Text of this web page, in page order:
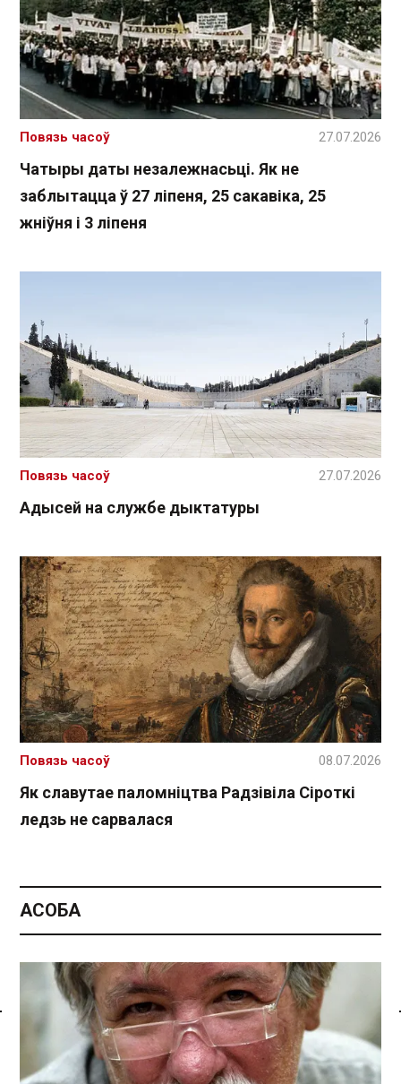
Спасылка без VPN
Чатыры даты незалежнасьці. Як не
заблытацца ў 27 ліпеня, 25 сакавіка, 25
жніўня і 3 ліпеня
Повязь часоў 27.07.2026
Адысей на службе дыктатуры
Повязь часоў 27.07.2026
Як славутае паломніцтва Радзівіла Сіроткі
ледзь не сарвалася
Повязь часоў 08.07.2026
АСОБА